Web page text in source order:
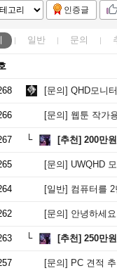
인증글
일반 문의
[문의] QHD모니
[문의] 웹툰 작가
[추천] 200만
[문의] UWQHD
[일반] 컴퓨터를
[문의] 안녕하세
[추천] 250만
[문의] PC 견적